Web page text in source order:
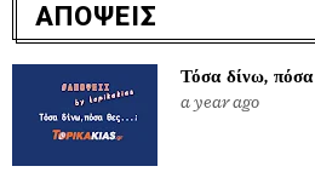
ΑΠΟΨΕΙΣ
Τόσα δίνω, πόσα
a year ago